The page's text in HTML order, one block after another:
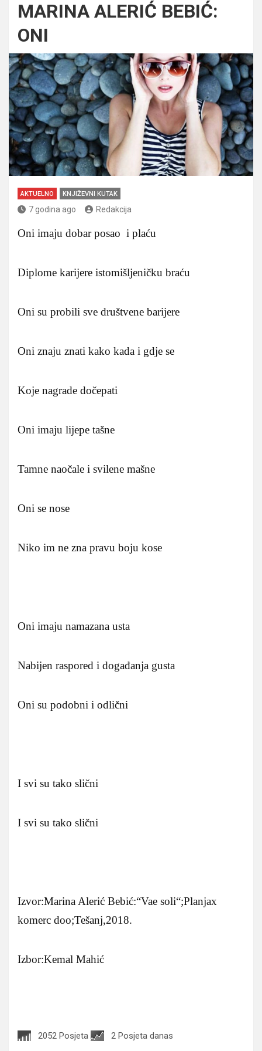
MARINA ALERIĆ BEBIĆ:
ONI
AKTUELNO KNJIŽEVNI KUTAK
7 godina ago Redakcija
Oni imaju dobar posao i plaću
Diplome karijere istomišljeničku braću
Oni su probili sve društvene barijere
Oni znaju znati kako kada i gdje se
Koje nagrade dočepati
Oni imaju lijepe tašne
Tamne naočale i svilene mašne
Oni se nose
Niko im ne zna pravu boju kose
Oni imaju namazana usta
Nabijen raspored i događanja gusta
Oni su podobni i odlični
I svi su tako slični
I svi su tako slični
Izvor:Marina Alerić Bebić:“Vae soli“;Planjax
komerc doo;Tešanj,2018.
Izbor:Kemal Mahić
2052 Posjeta 2 Posjeta danas